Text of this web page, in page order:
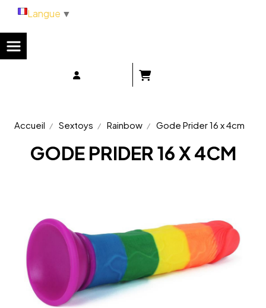
Accueil Sextoys Rainbow Gode Prider 16 x 4cm
GODE PRIDER 16 X 4CM
Langue ▼